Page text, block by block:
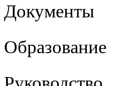
Документы
Образование